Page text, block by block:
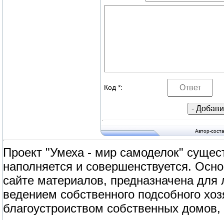
Код *:
Автор-
Проект "Умеха - мир самоделок"
наполняется и совершенствуется.
сайте материалов, предназначена
ведением собственного подсобного
благоустроиством собственных